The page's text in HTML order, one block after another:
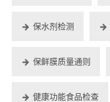
保水剂检测
保鲜膜质量通则
健康功能食品检查